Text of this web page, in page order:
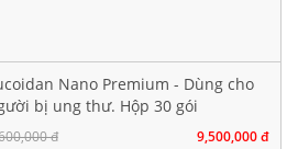
Nano Premium - Dùng cho
bị ung thư. Hộp 30 gói
đ 9,500,000 đ